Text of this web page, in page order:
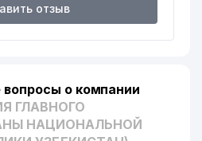
отзыв
о компании
ГЛАВНОГО
НАЦИОНАЛЬНОЙ